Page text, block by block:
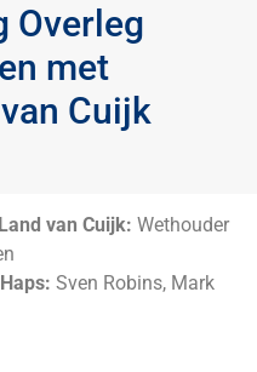
Overleg
met
Cuijk
van Cuijk: Wethouder
Sven Robins, Mark